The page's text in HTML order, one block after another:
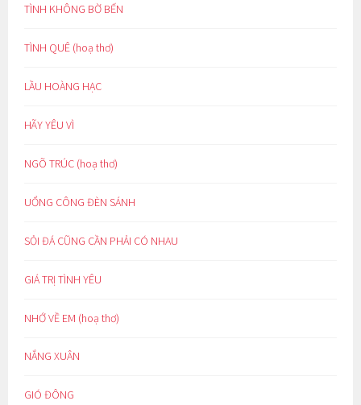
TÌNH KHÔNG BỜ BẾN
TÌNH QUÊ (hoạ thơ)
LẦU HOÀNG HẠC
HÃY YÊU VÌ
NGÕ TRÚC (hoạ thơ)
UỔNG CÔNG ĐÈN SÁNH
SỎI ĐÁ CŨNG CẦN PHẢI CÓ NHAU
GIÁ TRỊ TÌNH YÊU
NHỚ VỀ EM (hoạ thơ)
NẮNG XUÂN
GIÓ ĐÔNG